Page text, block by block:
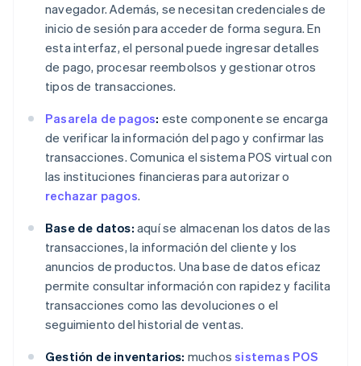
navegador. Además, se necesitan credenciales de
inicio de sesión para acceder de forma segura. En
esta interfaz, el personal puede ingresar detalles
de pago, procesar reembolsos y gestionar otros
tipos de transacciones.
Pasarela de pagos: este componente se encarga
de verificar la información del pago y confirmar las
transacciones. Comunica el sistema POS virtual con
las instituciones financieras para autorizar o
rechazar pagos.
Base de datos: aquí se almacenan los datos de las
transacciones, la información del cliente y los
anuncios de productos. Una base de datos eficaz
permite consultar información con rapidez y facilita
transacciones como las devoluciones o el
seguimiento del historial de ventas.
Gestión de inventarios: muchossistemas POS